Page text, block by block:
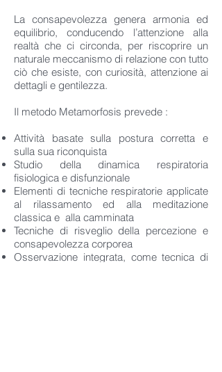
La consapevolezza genera armonia ed
equilibrio, conducendo l’attenzione alla
realtà che ci circonda, per riscoprire un
naturale meccanismo di relazione con tutto
ciò che esiste, con curiosità, attenzione ai
dettagli e gentilezza.
Il metodo Metamorfosis prevede :
Attività basate sulla postura corretta e
sulla sua riconquista
Studio della dinamica respiratoria
fisiologica e disfunzionale
Elementi di tecniche respiratorie applicate
al rilassamento ed alla meditazione
classica e alla camminata
Tecniche di risveglio della percezione e
consapevolezza corporea
Osservazione integrata, come tecnica di